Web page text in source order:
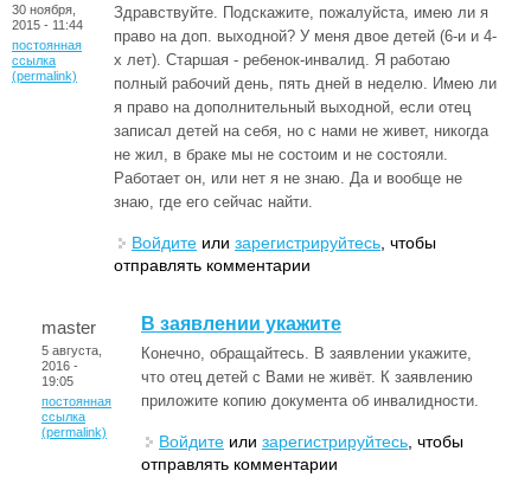
30 ноября,
2015 - 11:44
постоянная
ссылка
(permalink)
Здравствуйте. Подскажите, пожалуйста, имею ли я
право на доп. выходной? У меня двое детей (6-и и 4-
х лет). Старшая - ребенок-инвалид. Я работаю
полный рабочий день, пять дней в неделю. Имею ли
я право на дополнительный выходной, если отец
записал детей на себя, но с нами не живет, никогда
не жил, в браке мы не состоим и не состояли.
Работает он, или нет я не знаю. Да и вообще не
знаю, где его сейчас найти.
Войдите или зарегистрируйтесь , чтобы
отправлять комментарии
master
5 августа,
2016 -
19:05
постоянная
ссылка
(permalink)
В заявлении укажите
Конечно, обращайтесь. В заявлении укажите,
что отец детей с Вами не живёт. К заявлению
приложите копию документа об инвалидности.
Войдите или зарегистрируйтесь , чтобы
отправлять комментарии